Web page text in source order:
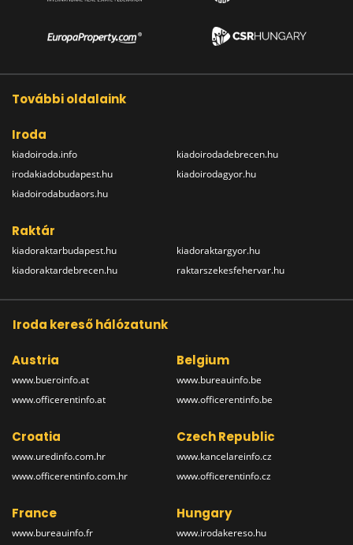
További oldalaink
Iroda
kiadoiroda.info
irodakiadobudapest.hu
kiadoirodabudaors.hu
kiadoirodadebrecen.hu
kiadoirodagyor.hu
Raktár
kiadoraktarbudapest.hu
kiadoraktardebrecen.hu
kiadoraktargyor.hu
raktarszekesfehervar.hu
Iroda kereső hálózatunk
Austria
www.bueroinfo.at
www.officerentinfo.at
Belgium
www.bureauinfo.be
www.officerentinfo.be
Croatia
www.uredinfo.com.hr
www.officerentinfo.com.hr
Czech Republic
www.kancelareinfo.cz
www.officerentinfo.cz
France
www.bureauinfo.fr
Hungary
www.irodakereso.hu